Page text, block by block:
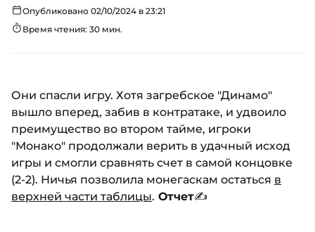
Опубликовано 02/10/2024 в 23:21
Время чтения: 30 мин.
Они спасли игру. Хотя загребское "Динамо"
вышло вперед, забив в контратаке, и удвоило
преимущество во втором тайме, игроки
"Монако" продолжали верить в удачный исход
игры и смогли сравнять счет в самой концовке
(2-2). Ничья позволила монегаскам остаться в
верхней части таблицы. Отчет✍️